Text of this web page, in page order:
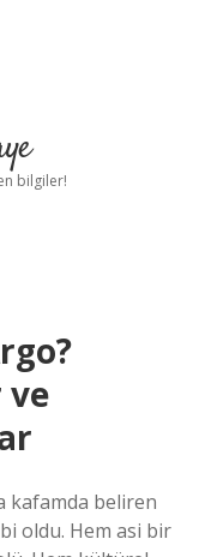
bilgiler!
ve
kafamda beliren
oldu. Hem asi bir